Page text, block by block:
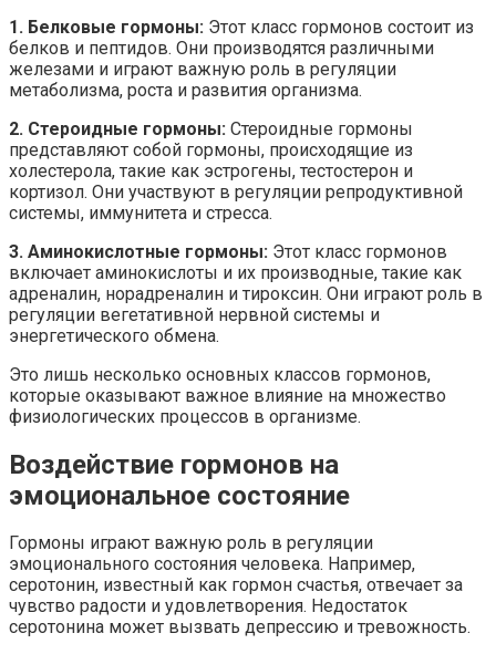
1. Белковые гормоны: Этот класс гормонов состоит из
белков и пептидов. Они производятся различными
железами и играют важную роль в регуляции
метаболизма, роста и развития организма.
2. Стероидные гормоны: Стероидные гормоны
представляют собой гормоны, происходящие из
холестерола, такие как эстрогены, тестостерон и
кортизол. Они участвуют в регуляции репродуктивной
системы, иммунитета и стресса.
3. Аминокислотные гормоны: Этот класс гормонов
включает аминокислоты и их производные, такие как
адреналин, норадреналин и тироксин. Они играют роль в
регуляции вегетативной нервной системы и
энергетического обмена.
Это лишь несколько основных классов гормонов,
которые оказывают важное влияние на множество
физиологических процессов в организме.
Воздействие гормонов на
эмоциональное состояние
Гормоны играют важную роль в регуляции
эмоционального состояния человека. Например,
серотонин, известный как гормон счастья, отвечает за
чувство радости и удовлетворения. Недостаток
серотонина может вызвать депрессию и тревожность.